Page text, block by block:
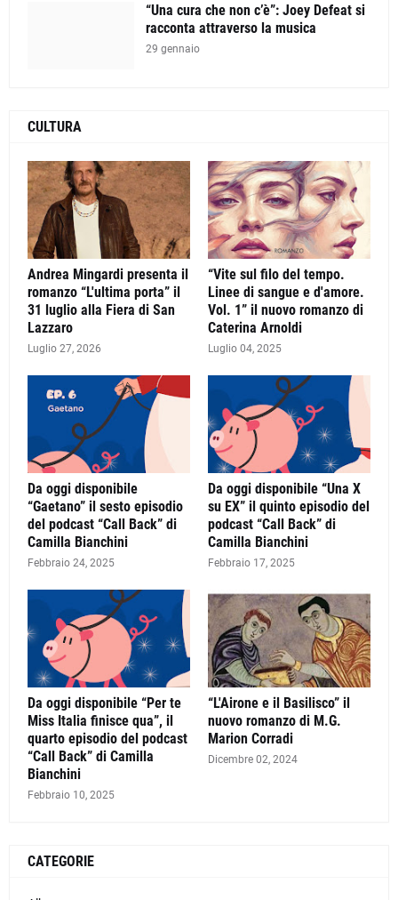
“Una cura che non c’è”: Joey Defeat si
racconta attraverso la musica
29 gennaio
CULTURA
Andrea Mingardi presenta il
romanzo “L'ultima porta” il
31 luglio alla Fiera di San
Lazzaro
Luglio 27, 2026
“Vite sul filo del tempo.
Linee di sangue e d'amore.
Vol. 1” il nuovo romanzo di
Caterina Arnoldi
Luglio 04, 2025
Da oggi disponibile
“Gaetano” il sesto episodio
del podcast “Call Back” di
Camilla Bianchini
Febbraio 24, 2025
Da oggi disponibile “Una X
su EX” il quinto episodio del
podcast “Call Back” di
Camilla Bianchini
Febbraio 17, 2025
Da oggi disponibile “Per te
Miss Italia finisce qua”, il
quarto episodio del podcast
“Call Back” di Camilla
Bianchini
Febbraio 10, 2025
“L'Airone e il Basilisco” il
nuovo romanzo di M.G.
Marion Corradi
Dicembre 02, 2024
CATEGORIE